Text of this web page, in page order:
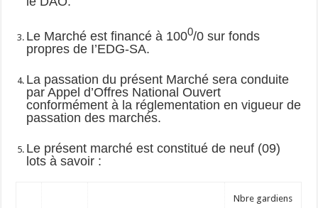
Le Marché est financé à 1000/0 sur fonds
propres de I’EDG-SA.
La passation du présent Marché sera conduite
par Appel d’Offres National Ouvert
conformément à la réglementation en vigueur de
passation des marchés.
Le présent marché est constitué de neuf (09)
lots à savoir :
Nbre gardiens